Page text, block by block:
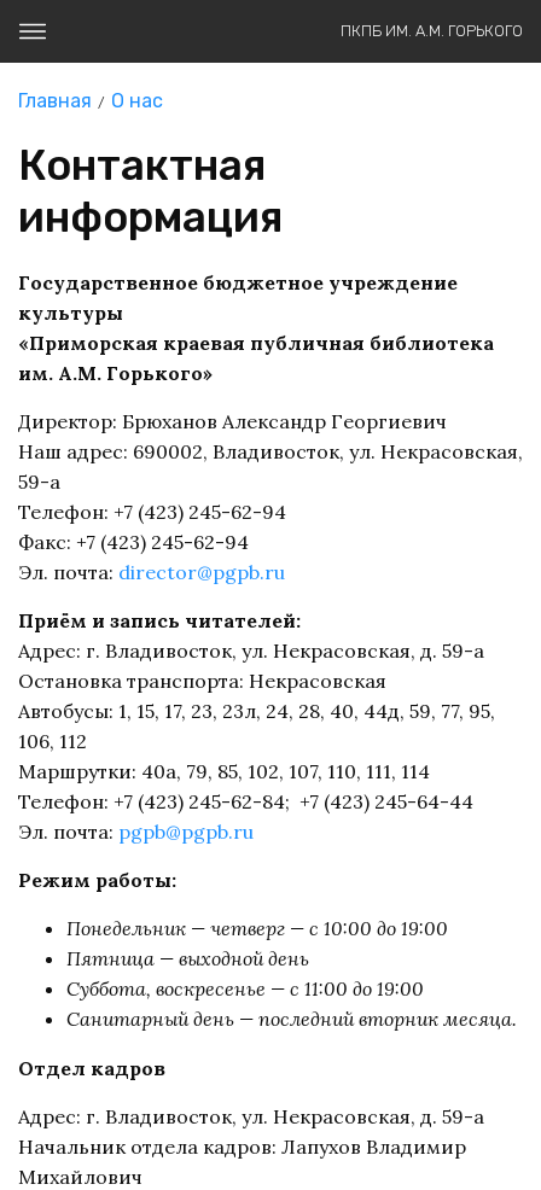
ПКПБ ИМ. А.М. ГОРЬКОГО
Главная О нас
Контактная
информация
Государственное бюджетное учреждение
культуры
«Приморская краевая публичная библиотека
им. А.М. Горького»
Директор: Брюханов Александр Георгиевич
Наш адрес: 690002, Владивосток, ул. Некрасовская,
59-а
Телефон: +7 (423) 245-62-94
Факс: +7 (423) 245-62-94
Эл. почта: director@pgpb.ru
Приём и запись читателей:
Адрес: г. Владивосток, ул. Некрасовская, д. 59-а
Остановка транспорта: Некрасовская
Автобусы: 1, 15, 17, 23, 23л, 24, 28, 40, 44д, 59, 77, 95,
106, 112
Маршрутки: 40а, 79, 85, 102, 107, 110, 111, 114
Телефон: +7 (423) 245-62-84; +7 (423) 245-64-44
Эл. почта: pgpb@pgpb.ru
Режим работы:
Понедельник — четверг — с 10:00 до 19:00
Пятница — выходной день
Cуббота, воскресенье — с 11:00 до 19:00
Санитарный день — последний вторник месяца.
Отдел кадров
Адрес: г. Владивосток, ул. Некрасовская, д. 59-а
Начальник отдела кадров: Лапухов Владимир
Михайлович